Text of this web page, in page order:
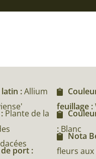
:Allium
Plante de la
port :
feuillage :
: Blanc
Nota
fleurs